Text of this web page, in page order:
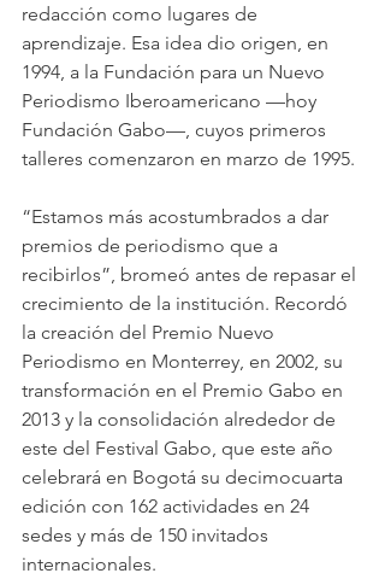
redacción como lugares de
aprendizaje. Esa idea dio origen, en
1994, a la Fundación para un Nuevo
Periodismo Iberoamericano —hoy
Fundación Gabo—, cuyos primeros
talleres comenzaron en marzo de 1995.
“Estamos más acostumbrados a dar
premios de periodismo que a
recibirlos”, bromeó antes de repasar el
crecimiento de la institución. Recordó
la creación del Premio Nuevo
Periodismo en Monterrey, en 2002, su
transformación en el Premio Gabo en
2013 y la consolidación alrededor de
este del Festival Gabo, que este año
celebrará en Bogotá su decimocuarta
edición con 162 actividades en 24
sedes y más de 150 invitados
internacionales.